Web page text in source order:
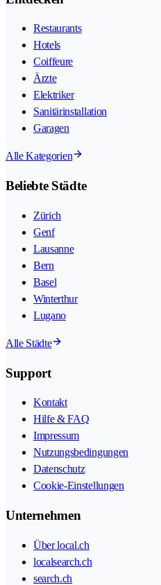
Restaurants
Hotels
Coiffeure
Ärzte
Elektriker
Sanitärinstallation
Garagen
Alle Kategorien
Beliebte Städte
Zürich
Genf
Lausanne
Bern
Basel
Winterthur
Lugano
Alle Städte
Support
Kontakt
Hilfe & FAQ
Impressum
Nutzungsbedingungen
Datenschutz
Cookie-Einstellungen
Unternehmen
Über local.ch
localsearch.ch
search.ch